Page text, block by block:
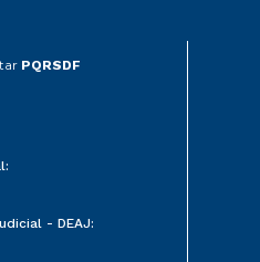
PQRSDF
- DEAJ: